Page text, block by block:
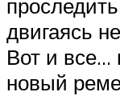
двигаясь
Вот и все…
новый